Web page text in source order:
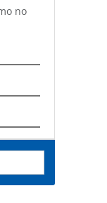
no